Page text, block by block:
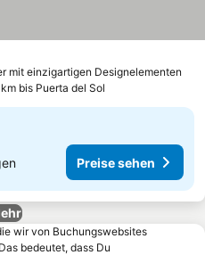
mit einzigartigen Designelementen
bis Puerta del Sol
Preise sehen
wir von Buchungswebsites
bedeutet, dass Du